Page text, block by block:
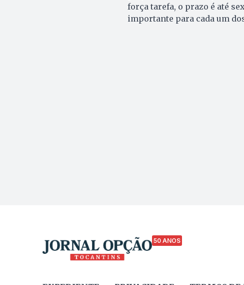
força tarefa, o prazo é até
importante para cada um
50 ANOS